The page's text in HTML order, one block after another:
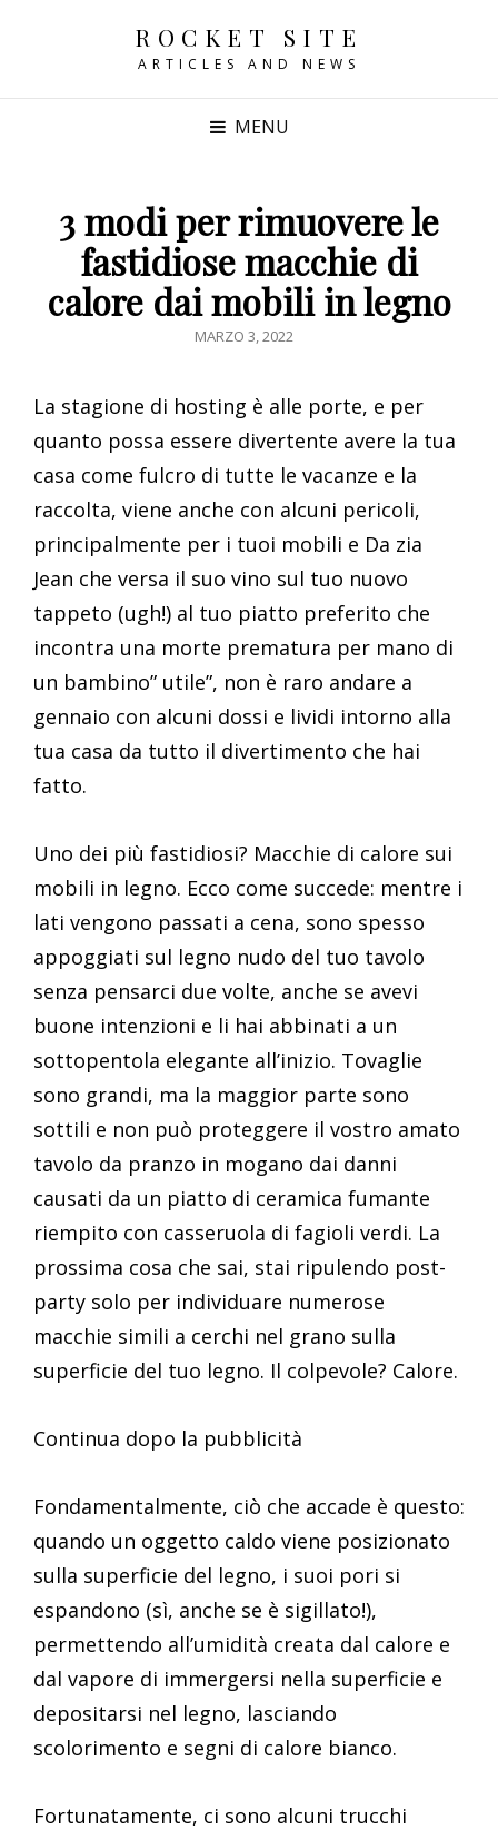
ROCKET SITE
ARTICLES AND NEWS
MENU
3 modi per rimuovere le
fastidiose macchie di
calore dai mobili in legno
POSTED
MARZO 3, 2022
La stagione di hosting è alle porte, e per
quanto possa essere divertente avere la tua
casa come fulcro di tutte le vacanze e la
raccolta, viene anche con alcuni pericoli,
principalmente per i tuoi mobili e Da zia
Jean che versa il suo vino sul tuo nuovo
tappeto (ugh!) al tuo piatto preferito che
incontra una morte prematura per mano di
un bambino” utile”, non è raro andare a
gennaio con alcuni dossi e lividi intorno alla
tua casa da tutto il divertimento che hai
fatto.
Uno dei più fastidiosi? Macchie di calore sui
mobili in legno. Ecco come succede: mentre i
lati vengono passati a cena, sono spesso
appoggiati sul legno nudo del tuo tavolo
senza pensarci due volte, anche se avevi
buone intenzioni e li hai abbinati a un
sottopentola elegante all’inizio. Tovaglie
sono grandi, ma la maggior parte sono
sottili e non può proteggere il vostro amato
tavolo da pranzo in mogano dai danni
causati da un piatto di ceramica fumante
riempito con casseruola di fagioli verdi. La
prossima cosa che sai, stai ripulendo post-
party solo per individuare numerose
macchie simili a cerchi nel grano sulla
superficie del tuo legno. Il colpevole? Calore.
Continua dopo la pubblicità
Fondamentalmente, ciò che accade è questo:
quando un oggetto caldo viene posizionato
sulla superficie del legno, i suoi pori si
espandono (sì, anche se è sigillato!),
permettendo all’umidità creata dal calore e
dal vapore di immergersi nella superficie e
depositarsi nel legno, lasciando
scolorimento e segni di calore bianco.
Fortunatamente, ci sono alcuni trucchi